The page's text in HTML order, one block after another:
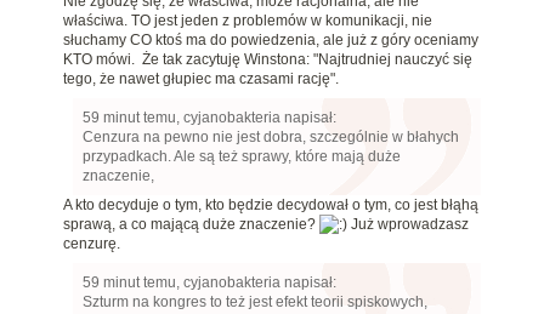
właściwa. TO jest jeden z problemów w komunikacji, nie
słuchamy CO ktoś ma do powiedzenia, ale już z góry oceniamy
KTO mówi. Że tak zacytuję Winstona: "Najtrudniej nauczyć się
tego, że nawet głupiec ma czasami rację".
59 minut temu, cyjanobakteria napisał:
Cenzura na pewno nie jest dobra, szczególnie w błahych
przypadkach. Ale są też sprawy, które mają duże
znaczenie,
A kto decyduje o tym, kto będzie decydował o tym, co jest błąhą
sprawą, a co mającą duże znaczenie?
Już wprowadzasz
cenzurę.
59 minut temu, cyjanobakteria napisał:
Szturm na kongres to też jest efekt teorii spiskowych,